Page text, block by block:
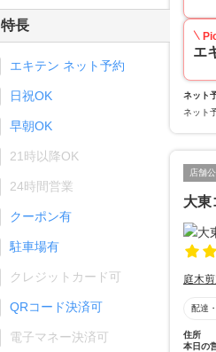
エ
ネット
ネット
店舗
大東
庭木
配達
住所
本日の
特長
エキテン ネット予約
日祝OK
早朝OK
21時以降OK
24時間営業
クーポン有
駐車場有
クレジットカード可
QRコード決済可
電子マネー決済可